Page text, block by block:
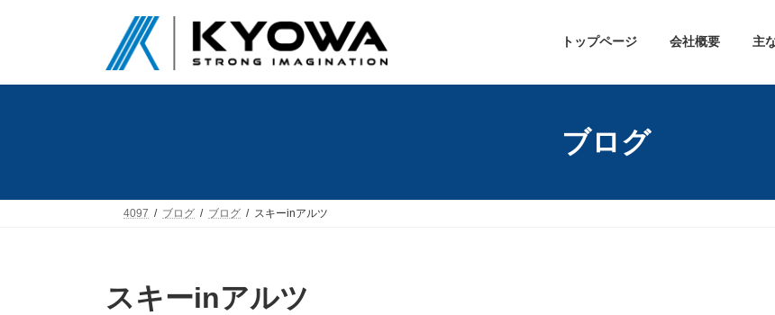
ツ
シ
トップページ 会社概要 主
ブログ
4097 ブログ ブログ スキーinアルツ
スキーinアルツ